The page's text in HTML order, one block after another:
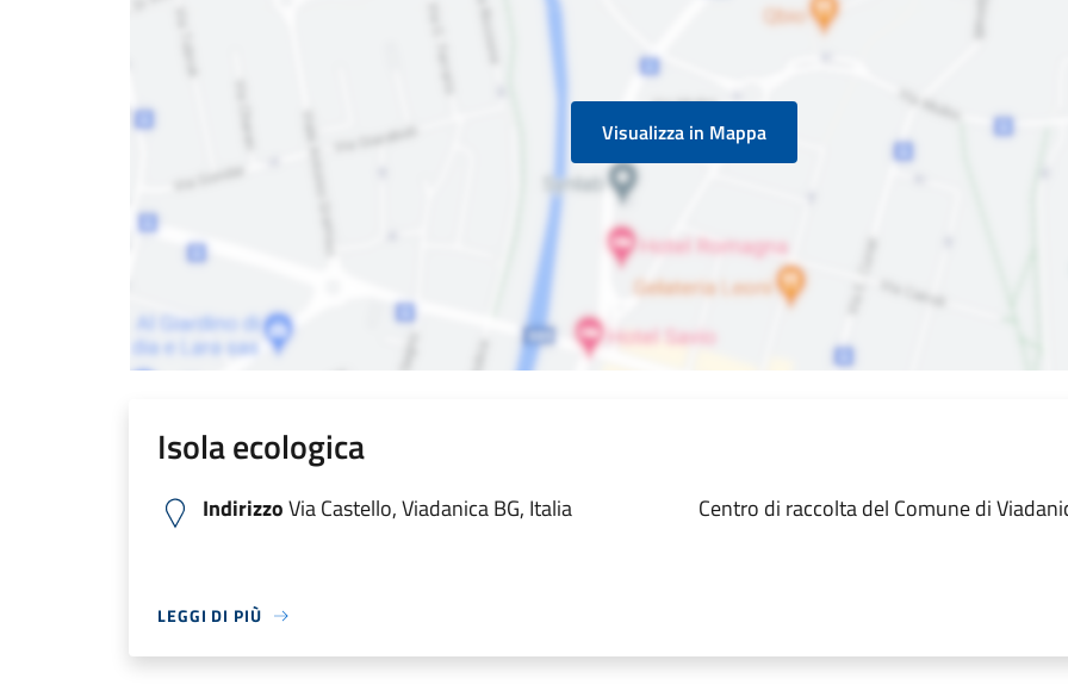
Visualizza in Mappa
Isola ecologica
IndirizzoVia Castello, Viadanica BG, Italia Centro di raccolta del Comune di
LEGGI DI PIÙ